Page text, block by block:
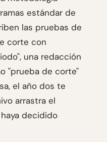
estándar de
las pruebas de
corte con
una redacción
"prueba de corte"
el año dos te
arrastra el
decidido